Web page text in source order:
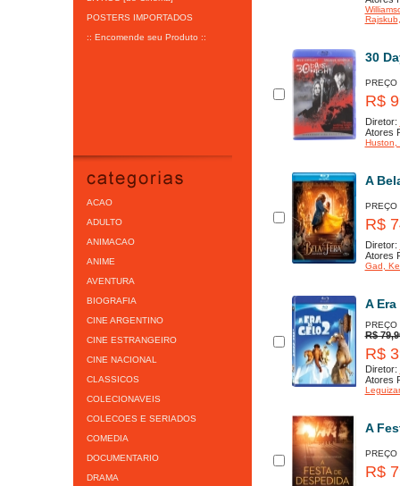
POSTERS IMPORTADOS
:: Encomende seu Produto ::
ACAO
ADULTO
ANIMACAO
ANIME
AVENTURA
BIOGRAFIA
CINE ARGENTINO
CINE ESTRANGEIRO
CINE NACIONAL
CLASSICOS
COLECIONAVEIS
COLECOES E SERIADOS
COMEDIA
DOCUMENTARIO
DRAMA
Rajskub
30
PREÇO
R$
Diretor:
Atores
Huston
A
PREÇO
R$
Diretor:
Atores
Gad ,
A
PREÇO
R$
R$
Diretor:
Atores
A
PREÇO
R$